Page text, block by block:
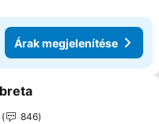
Árak megjelenítése
a kedvencekhez
846